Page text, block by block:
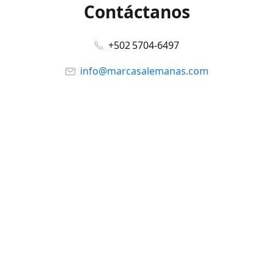
Contáctanos
+502 5704-6497
info@marcasalemanas.com